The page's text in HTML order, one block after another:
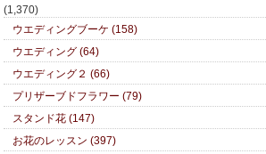
(1,370)
ウエディングブーケ (158)
ウエディング (64)
ウエディング２ (66)
プリザーブドフラワー (79)
スタンド花 (147)
お花のレッスン (397)